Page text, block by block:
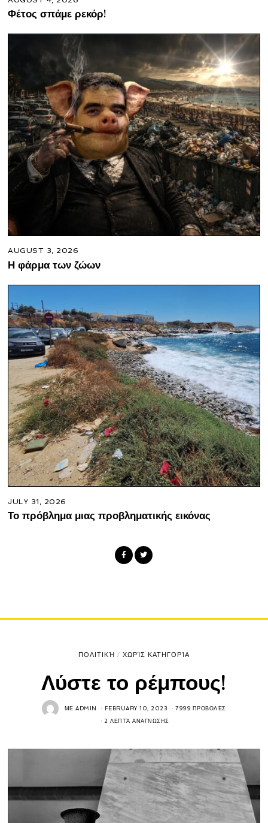
Φέτος σπάμε ρεκόρ!
AUGUST 3, 2026
Η φάρμα των ζώων
JULY 31, 2026
Το πρόβλημα μιας προβληματικής εικόνας
ΠΟΛΙΤΙΚΉ / ΧΩΡΊΣ ΚΑΤΗΓΟΡΊΑ
Λύστε το ρέμπους!
ΜΕADMIN FEBRUARY 10, 2023 7999 ΠΡΟΒΟΛΈΣ
2 ΛΕΠΤΆ ΑΝΆΓΝΩΣΗΣ